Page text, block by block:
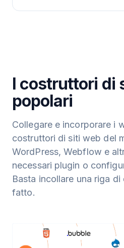
I costruttori di
popolari
Collegare e incorporare i
costruttori di siti web del
WordPress, Webflow e
necessari plugin o
Basta incollare una riga
fatto.